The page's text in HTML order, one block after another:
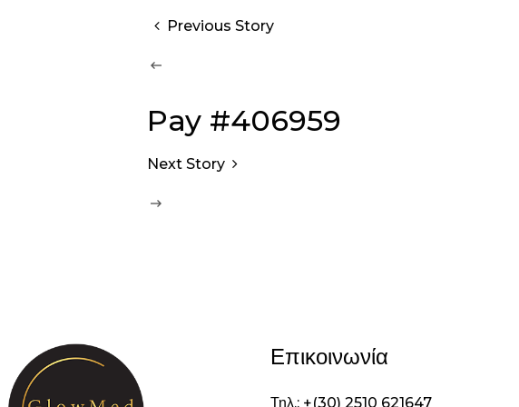
Previous Story
Pay #406959
Next Story
Επικοινωνία
Τηλ.: +(30) 2510 621647